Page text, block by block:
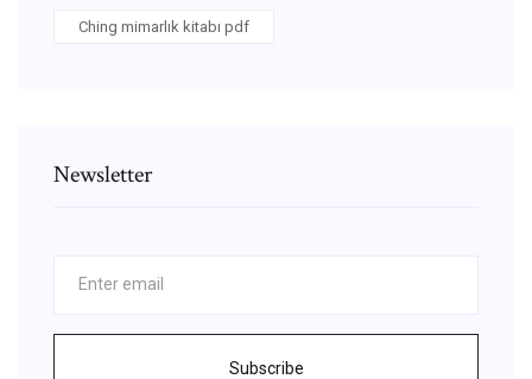
Ching mimarlık kitabı pdf
Newsletter
Subscribe